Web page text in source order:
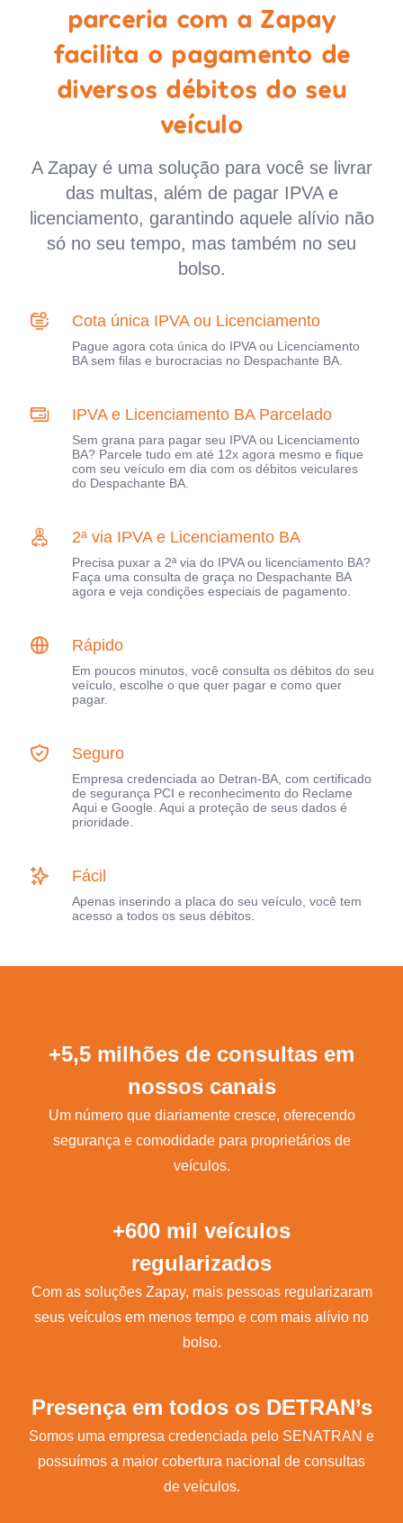
parceria com a Zapay
facilita o pagamento de
diversos débitos do seu
veículo
A Zapay é uma solução para você se livrar
das multas, além de pagar IPVA e
licenciamento, garantindo aquele alívio não
só no seu tempo, mas também no seu
bolso.
Cota única IPVA ou Licenciamento
Pague agora cota única do IPVA ou Licenciamento
BA sem filas e burocracias no Despachante BA.
IPVA e Licenciamento BA Parcelado
Sem grana para pagar seu IPVA ou Licenciamento
BA? Parcele tudo em até 12x agora mesmo e fique
com seu veículo em dia com os débitos veiculares
do Despachante BA.
2ª via IPVA e Licenciamento BA
Precisa puxar a 2ª via do IPVA ou licenciamento BA?
Faça uma consulta de graça no Despachante BA
agora e veja condições especiais de pagamento.
Rápido
Em poucos minutos, você consulta os débitos do seu
veículo, escolhe o que quer pagar e como quer
pagar.
Seguro
Empresa credenciada ao Detran-BA, com certificado
de segurança PCI e reconhecimento do Reclame
Aqui e Google. Aqui a proteção de seus dados é
prioridade.
Fácil
Apenas inserindo a placa do seu veículo, você tem
acesso a todos os seus débitos.
+5,5 milhões de consultas em
nossos canais
Um número que diariamente cresce, oferecendo
segurança e comodidade para proprietários de
veículos.
+600 mil veículos
regularizados
Com as soluções Zapay, mais pessoas regularizaram
seus veículos em menos tempo e com mais alívio no
bolso.
Presença em todos os DETRAN’s
Somos uma empresa credenciada pelo SENATRAN e
possuímos a maior cobertura nacional de consultas
de veículos.